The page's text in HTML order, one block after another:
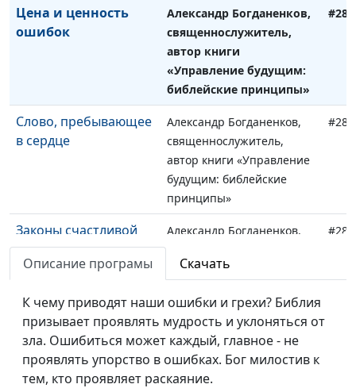
Цена и ценность
ошибок
Александр Богданенков,
священнослужитель,
автор книги
«Управление будущим:
библейские принципы»
#289
Слово, пребывающее
в сердце
Александр Богданенков,
священнослужитель,
автор книги «Управление
будущим: библейские
принципы»
#288
Законы счастливой
жизни
Александр Богданенков,
автор книги «Управление
принципы»
#287
«Я» - последняя буква
алфавита
Александр Богданенков,
священнослужитель,
автор книги «Управление
Описание програмы Скачать
К чему приводят наши ошибки и грехи? Библия
призывает проявлять мудрость и уклоняться от
зла. Ошибиться может каждый, главное - не
проявлять упорство в ошибках. Бог милостив к
тем, кто проявляет раскаяние.